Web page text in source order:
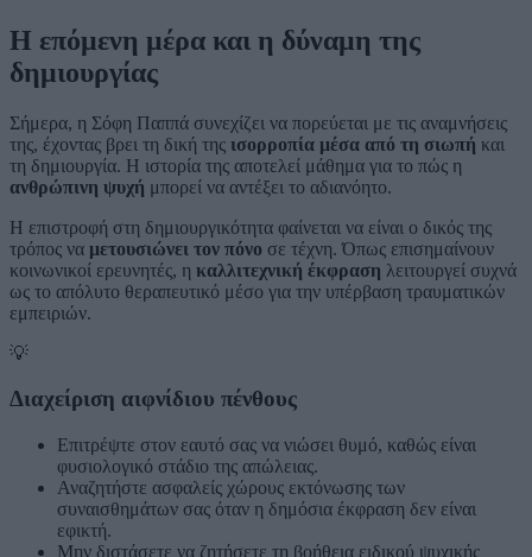
Η επόμενη μέρα και η δύναμη της
δημιουργίας
Σήμερα, η Σόφη Παππά συνεχίζει να πορεύεται με τις αναμνήσεις
της, έχοντας βρει τη δική της ισορροπία μέσα από τη σιωπή και
τη δημιουργία. Η ιστορία της αποτελεί μάθημα για το πώς η
ανθρώπινη ψυχή μπορεί να αντέξει το αδιανόητο.
Η επιστροφή στη δημιουργικότητα φαίνεται να είναι ο δικός της
τρόπος να μετουσιώνει τον πόνο σε τέχνη. Όπως επισημαίνουν
κοινωνικοί ερευνητές, η καλλιτεχνική έκφραση λειτουργεί συχνά
ως το απόλυτο θεραπευτικό μέσο για την υπέρβαση τραυματικών
εμπειριών.
💡
Διαχείριση αιφνίδιου πένθους
Επιτρέψτε στον εαυτό σας να νιώσει θυμό, καθώς είναι
φυσιολογικό στάδιο της απώλειας.
Αναζητήστε ασφαλείς χώρους εκτόνωσης των
συναισθημάτων σας όταν η δημόσια έκφραση δεν είναι
εφικτή.
Μην διστάσετε να ζητήσετε τη βοήθεια ειδικού ψυχικής